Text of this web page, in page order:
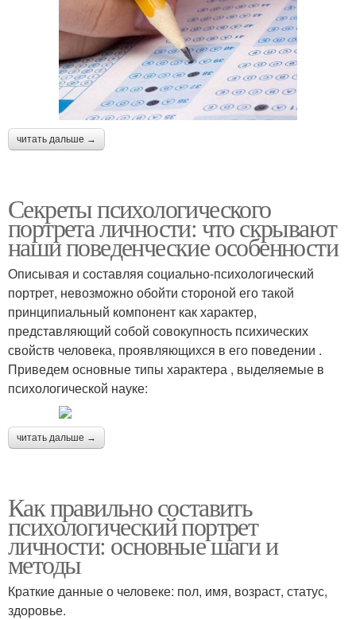
читать дальше →
Секреты психологического
портрета личности: что скрывают
наши поведенческие особенности
Описывая и составляя социально-психологический
портрет, невозможно обойти стороной его такой
принципиальный компонент как характер,
представляющий собой совокупность психических
свойств человека, проявляющихся в его поведении .
Приведем основные типы характера , выделяемые в
психологической науке:
читать дальше →
Как правильно составить
психологический портрет
личности: основные шаги и
методы
Краткие данные о человеке: пол, имя, возраст, статус,
здоровье.